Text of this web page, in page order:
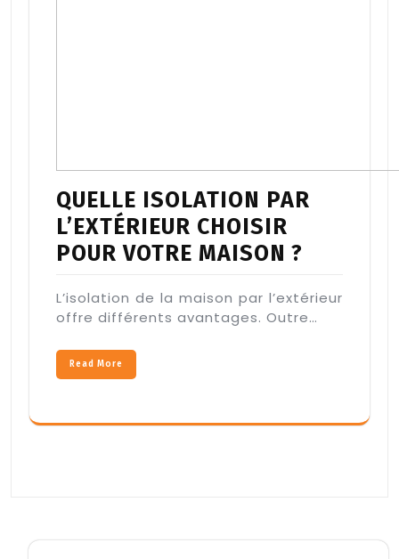
QUELLE ISOLATION PAR
L’EXTÉRIEUR CHOISIR
POUR VOTRE MAISON ?
L’isolation de la maison par l’extérieur
offre différents avantages. Outre…
Read More